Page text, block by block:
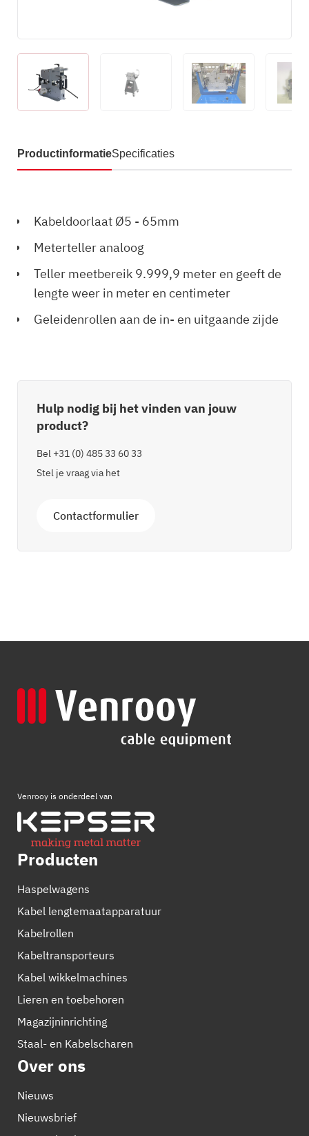
ProductinformatieSpecificaties
Kabeldoorlaat Ø5 - 65mm
Meterteller analoog
Teller meetbereik 9.999,9 meter en geeft de
lengte weer in meter en centimeter
Geleidenrollen aan de in- en uitgaande zijde
Hulp nodig bij het vinden van jouw
product?
Bel +31 (0) 485 33 60 33
Stel je vraag via het
Contactformulier
Venrooy is onderdeel van
Producten
Haspelwagens
Kabel lengtemaatapparatuur
Kabelrollen
Kabeltransporteurs
Kabel wikkelmachines
Lieren en toebehoren
Magazijninrichting
Staal- en Kabelscharen
Over ons
Nieuws
Nieuwsbrief